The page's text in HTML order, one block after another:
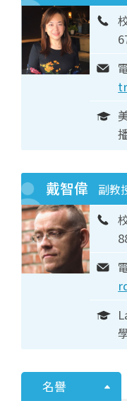
戴智偉 副教
名譽